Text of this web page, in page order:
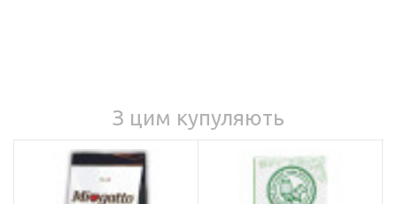
З цим купуляють